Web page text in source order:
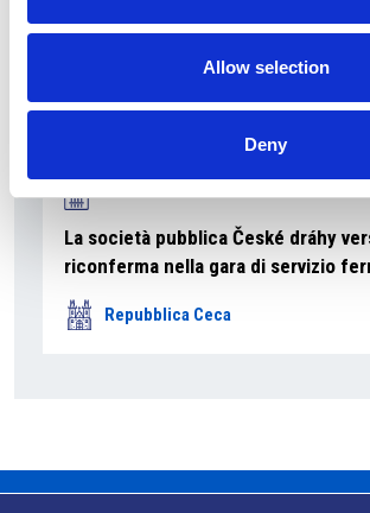
Allow selection
Deny
La società pubblica České dráhy
riconferma nella gara di servizio
Repubblica Ceca